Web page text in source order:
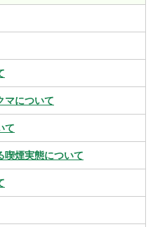
マについて
て
喫煙実態について